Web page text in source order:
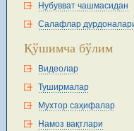
Нубувват чашмасидан
Салафлар
Қўшимча бўлим
Видеолар
Туширмалар
Мухтор саҳифалар
Намоз вақтлари